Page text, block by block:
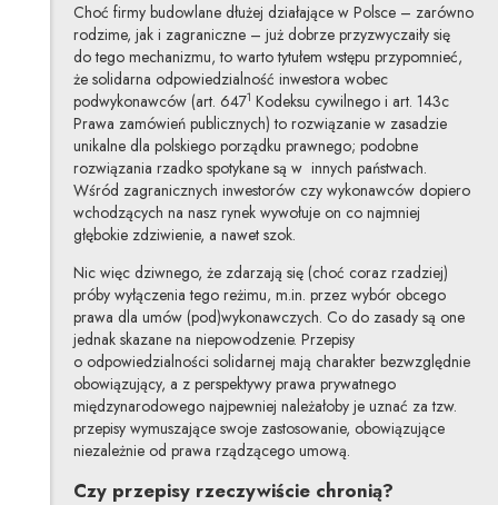
Choć firmy budowlane dłużej działające w Polsce – zarówno
rodzime, jak i zagraniczne – już dobrze przyzwyczaiły się
do tego mechanizmu, to warto tytułem wstępu przypomnieć,
że solidarna odpowiedzialność inwestora wobec
podwykonawców (art. 6471 Kodeksu cywilnego i art. 143c
Prawa zamówień publicznych) to rozwiązanie w zasadzie
unikalne dla polskiego porządku prawnego; podobne
rozwiązania rzadko spotykane są w innych państwach.
Wśród zagranicznych inwestorów czy wykonawców dopiero
wchodzących na nasz rynek wywołuje on co najmniej
głębokie zdziwienie, a nawet szok.
Nic więc dziwnego, że zdarzają się (choć coraz rzadziej)
próby wyłączenia tego reżimu, m.in. przez wybór obcego
prawa dla umów (pod)wykonawczych. Co do zasady są one
jednak skazane na niepowodzenie. Przepisy
o odpowiedzialności solidarnej mają charakter bezwzględnie
obowiązujący, a z perspektywy prawa prywatnego
międzynarodowego najpewniej należałoby je uznać za tzw.
przepisy wymuszające swoje zastosowanie, obowiązujące
niezależnie od prawa rządzącego umową.
Czy przepisy rzeczywiście chronią?